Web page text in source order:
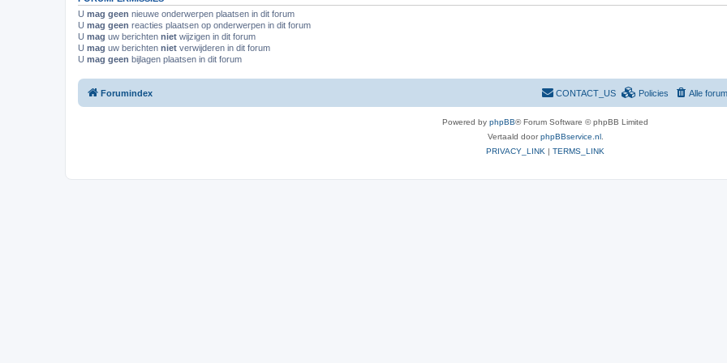
i
U mag geen nieuwe onderwerpen plaatsen in dit forum
U mag geen reacties plaatsen op onderwerpen in dit forum
U mag uw berichten niet wijzigen in dit forum
U mag uw berichten niet verwijderen in dit forum
U mag geen bijlagen plaatsen in dit forum
Forumindex Alle
Policies
CONTACT_US
Powered by phpBB® Forum Software © phpBB Limited
Vertaald doorphpBBservice.nl.
PRIVACY_LINK | TERMS_LINK